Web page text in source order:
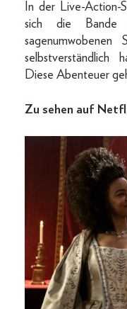
In der Live-Action-
sich die
selbstverständlich
Diese Abenteuer
Zu sehen auf